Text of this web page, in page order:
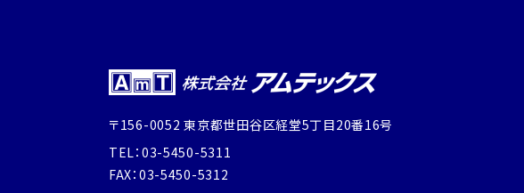
〒156-0052 東京都世田谷区経堂5丁目20番16号
TEL：03-5450-5311
FAX：03-5450-5312